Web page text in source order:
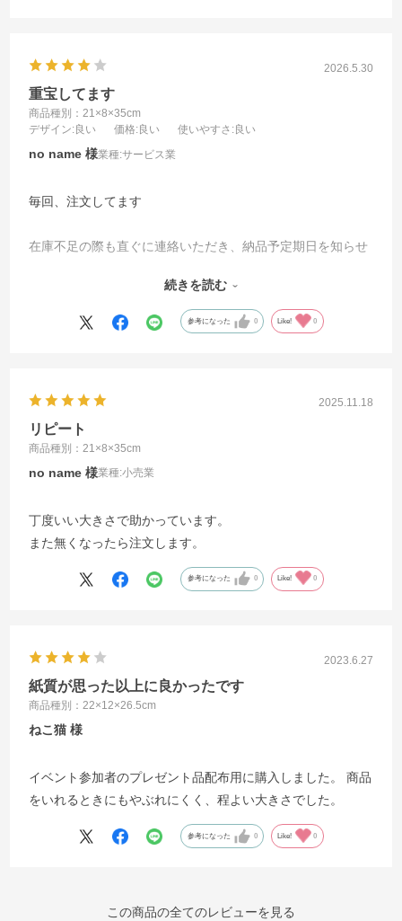
2026.5.30
重宝してます
商品種別：21×8×35cm
デザイン:良い 価格:良い 使いやすさ :良い
no name 業種:サービス業
毎回、注文してます
在庫不足の際も直ぐに連絡いただき、納品予定期日を知らせ
対応も迅速で不満はありません
続きを読む
参考になった 0 Like! 0
2025.11.18
リピート
商品種別：21×8×35cm
no name 業種:小売業
丁度いい大きさで助かっています。
また無くなったら注文します。
参考になった 0 Like! 0
2023.6.27
紙質が思った以上に良かったです
商品種別：22×12×26.5cm
ねこ猫
イベント参加者のプレゼント品配布用に購入しました。 商品
をいれるときにもやぶれにくく、程よい大きさでした。
参考になった 0 Like! 0
この商品の全てのレビューを見る